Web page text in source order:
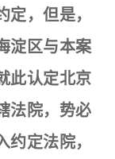
，但是，
淀区与本案
此认定北京
法院，势必
定法院，